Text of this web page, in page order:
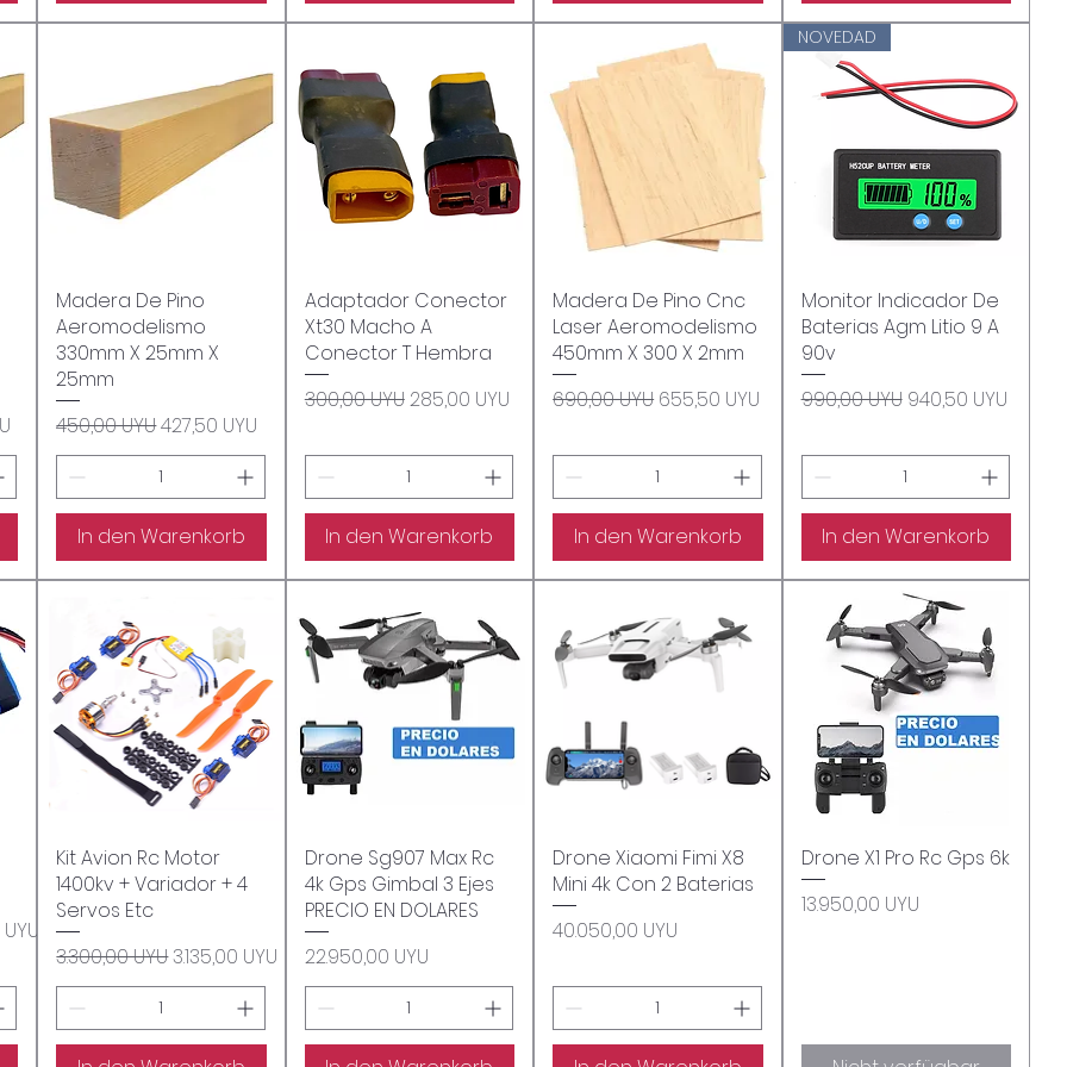
Schnellansicht
Madera De Pino
Aeromodelismo
330mm X 25mm X
25mm
Standardpreis
450,00 UYUSale-Preis
427,50 UYU
In den Warenkorb
Schnellansicht
Adaptador Conector
Xt30 Macho A
Conector T Hembra
Standardpreis
300,00 UYUSale-Preis
285,00 UYU
In den Warenkorb
Schnellansicht
Madera De Pino Cnc
Laser Aeromodelismo
450mm X 300 X 2mm
Standardpreis
690,00 UYU Sale-Preis
655,50 UYU
In den Warenkorb
Schnellansicht
NOVEDAD
Monitor Indicador De
Baterias Agm Litio 9 A
90v
Standardpreis
990,00 UYU Sale-Preis
940,50 UYU
In den Warenkorb
Schnellansicht
Kit Avion Rc Motor
1400kv + Variador + 4
Servos Etc
Standardpreis
3.300,00 UYUSale-Preis
3.135,00 UYU
Schnellansicht
Drone Sg907 Max Rc
4k Gps Gimbal 3 Ejes
PRECIO EN DOLARES
Preis
22.950,00 UYU
Schnellansicht
Drone Xiaomi Fimi X8
Mini 4k Con 2 Baterias
Preis
40.050,00 UYU
Schnellansicht
Drone X1 Pro Rc Gps 6k
Preis
13.950,00 UYU